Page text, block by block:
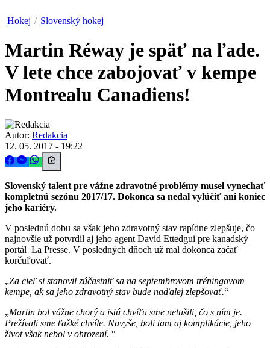
Hokej / Slovenský hokej
Martin Réway je späť na ľade.
V lete chce zabojovať v kempe
Montrealu Canadiens!
Autor: Redakcia
12. 05. 2017 - 19:22
Slovenský talent pre vážne zdravotné problémy musel vynechať
kompletnú sezónu 2017/17. Dokonca sa nedal vylúčiť ani koniec
jeho kariéry.
V poslednú dobu sa však jeho zdravotný stav rapídne zlepšuje, čo
najnovšie už potvrdil aj jeho agent David Ettedgui pre kanadský
portál La Presse. V posledných dňoch už mal dokonca začať
korčuľovať.
Za cieľ si stanovil zúčastniť sa na septembrovom tréningovom
kempe, ak sa jeho zdravotný stav bude naďalej zlepšovať.
Martin bol vážne chorý a istú chvíľu sme netušili, čo s ním je.
Prežívali sme ťažké chvíle. Navyše, boli tam aj komplikácie, jeho
život však nebol v ohrození.